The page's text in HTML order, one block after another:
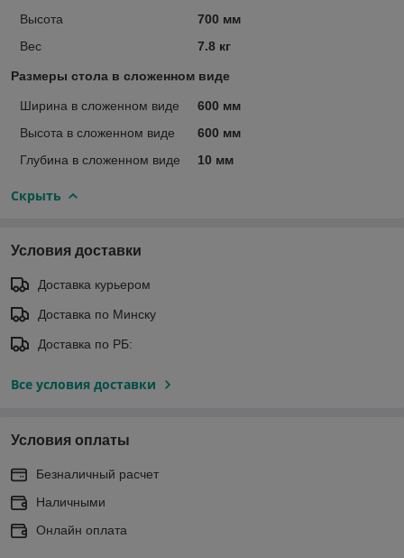
Высота
700 мм
Вес
7.8 кг
Размеры стола в сложенном виде
Ширина в сложенном виде
600 мм
Высота в сложенном виде
600 мм
Глубина в сложенном виде
10 мм
Скрыть
Условия доставки
Доставка курьером
Доставка по Минску
Доставка по РБ:
Все условия доставки
Условия оплаты
Безналичный расчет
Наличными
Онлайн оплата